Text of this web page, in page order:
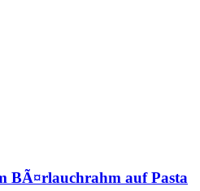
BÃ¤rlauchrahm auf Pasta